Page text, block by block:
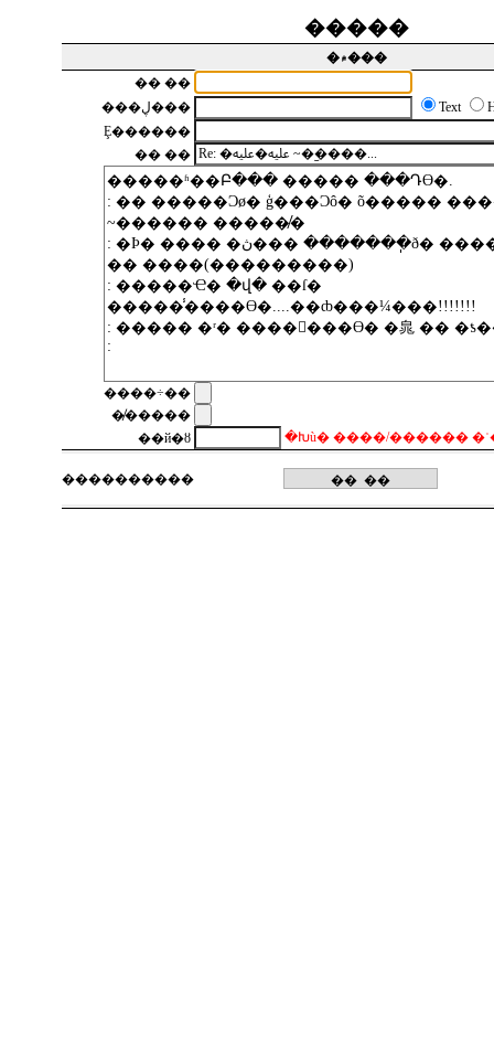
�����
�۾���
�� ��
���ڸ���
Text
Ȩ������
�� ��
����÷��
�̸�����
��й�ȣ
�Խù� ����/������
����������